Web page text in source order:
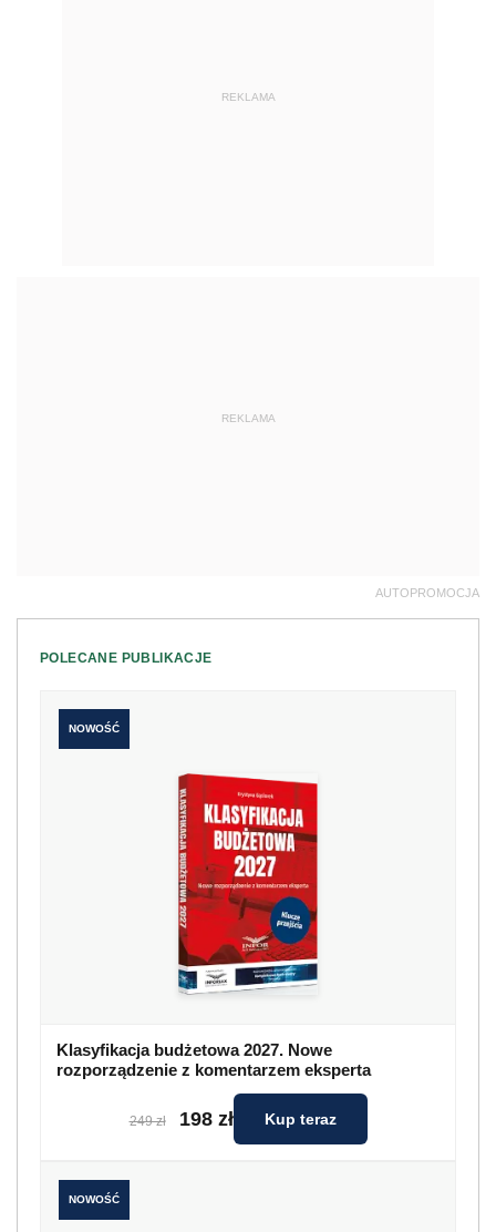
REKLAMA
REKLAMA
AUTOPROMOCJA
POLECANE PUBLIKACJE
NOWOŚĆ
Klasyfikacja budżetowa 2027. Nowe
rozporządzenie z komentarzem eksperta
249 zł 198 zł Kup teraz
NOWOŚĆ